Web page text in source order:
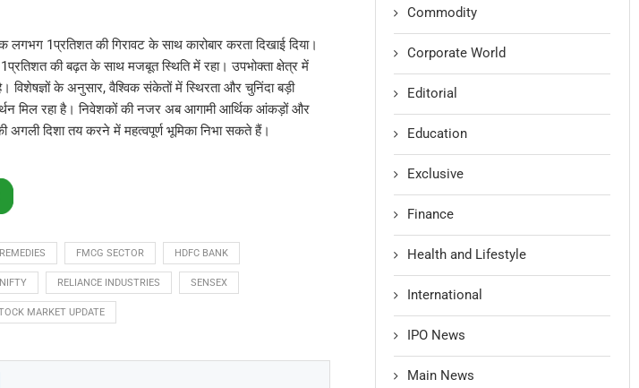
लगभग 1प्रतिशत की गिरावट के साथ कारोबार करता दिखाई दिया।
की बढ़त के साथ मजबूत स्थिति में रहा। उपभोक्ता क्षेत्र में
विशेषज्ञों के अनुसार, वैश्विक संकेतों में स्थिरता और चुनिंदा बड़ी
मिल रहा है। निवेशकों की नजर अब आगामी आर्थिक आंकड़ों और
अगली दिशा तय करने में महत्वपूर्ण भूमिका निभा सकते हैं।
FMCG SECTOR HDFC BANK
NIFTY RELIANCE INDUSTRIES SENSEX
MARKET UPDATE
Commodity
Corporate World
Editorial
Education
Exclusive
Finance
Health and Lifestyle
International
IPO News
Main News